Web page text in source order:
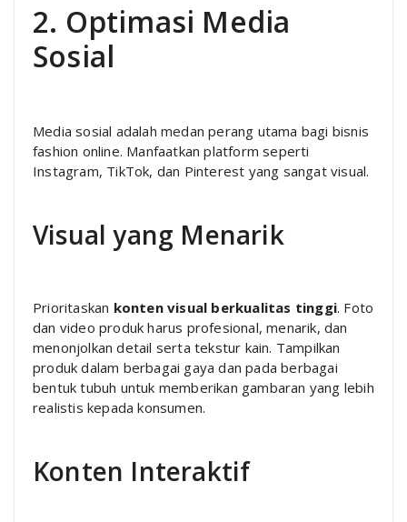
2. Optimasi Media
Sosial
Media sosial adalah medan perang utama bagi bisnis
fashion online. Manfaatkan platform seperti
Instagram, TikTok, dan Pinterest yang sangat visual.
Visual yang Menarik
Prioritaskan konten visual berkualitas tinggi. Foto
dan video produk harus profesional, menarik, dan
menonjolkan detail serta tekstur kain. Tampilkan
produk dalam berbagai gaya dan pada berbagai
bentuk tubuh untuk memberikan gambaran yang lebih
realistis kepada konsumen.
Konten Interaktif